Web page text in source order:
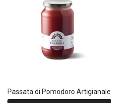
Passata di Pomodoro Artigianale